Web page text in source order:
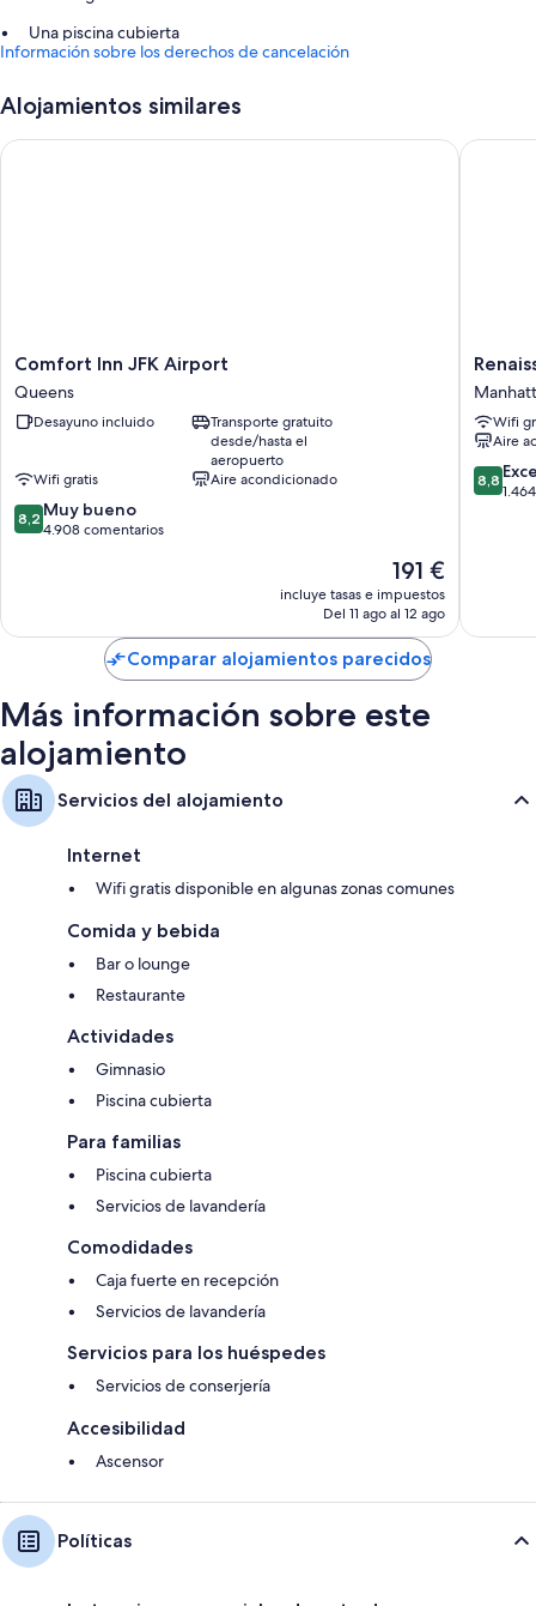
Una piscina cubierta
Un ascensor, servicios de conserjería y una caja fuerte en recepción
Información sobre los derechos de cancelación
Alojamientos similares
Comfort
Inn
JFK
Airport
Comfort Inn JFK Airport
Queens
Desayuno incluido
Transporte gratuito
desde/hasta el
aeropuerto
Wifi gratis
Aire acondicionado
8.2
sobre
8,2 Muy bueno
4.908 comentarios
El
precio
actual
de
191 €
191 €
incluye tasas e impuestos
Del 11 ago al 12 ago
Comfort Inn JFK Airport
New
York
Harlem
Hotel
Wifi
Aire
8.8
sobre
8,8
Comparar alojamientos parecidos
Más información sobre este
alojamiento
Servicios del alojamiento
Internet
Wifi gratis disponible en algunas zonas comunes
Comida y bebida
Bar o lounge
Restaurante
Actividades
Gimnasio
Piscina cubierta
Para familias
Piscina cubierta
Servicios de lavandería
Comodidades
Caja fuerte en recepción
Servicios de lavandería
Servicios para los huéspedes
Servicios de conserjería
Accesibilidad
Ascensor
Políticas